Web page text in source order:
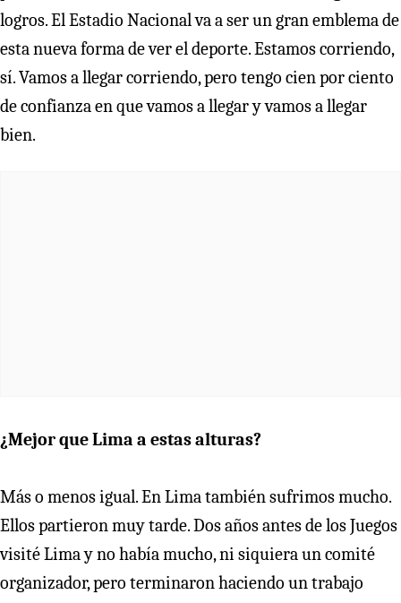
logros. El Estadio Nacional va a ser un gran emblema de
esta nueva forma de ver el deporte. Estamos corriendo,
sí. Vamos a llegar corriendo, pero tengo cien por ciento
de confianza en que vamos a llegar y vamos a llegar
bien.
¿Mejor que Lima a estas alturas?
Más o menos igual. En Lima también sufrimos mucho.
Ellos partieron muy tarde. Dos años antes de los Juegos
visité Lima y no había mucho, ni siquiera un comité
organizador, pero terminaron haciendo un trabajo